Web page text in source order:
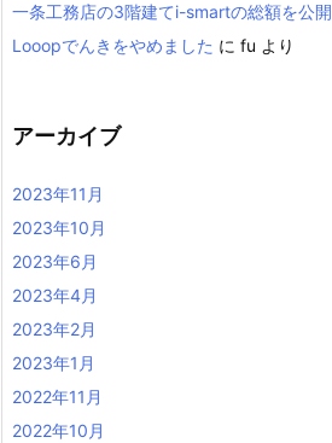
一条工務店の3階建てi-smartの総額を公開
Looopでんきをやめました に fu より
アーカイブ
2023年11月
2023年10月
2023年6月
2023年4月
2023年2月
2023年1月
2022年11月
2022年10月